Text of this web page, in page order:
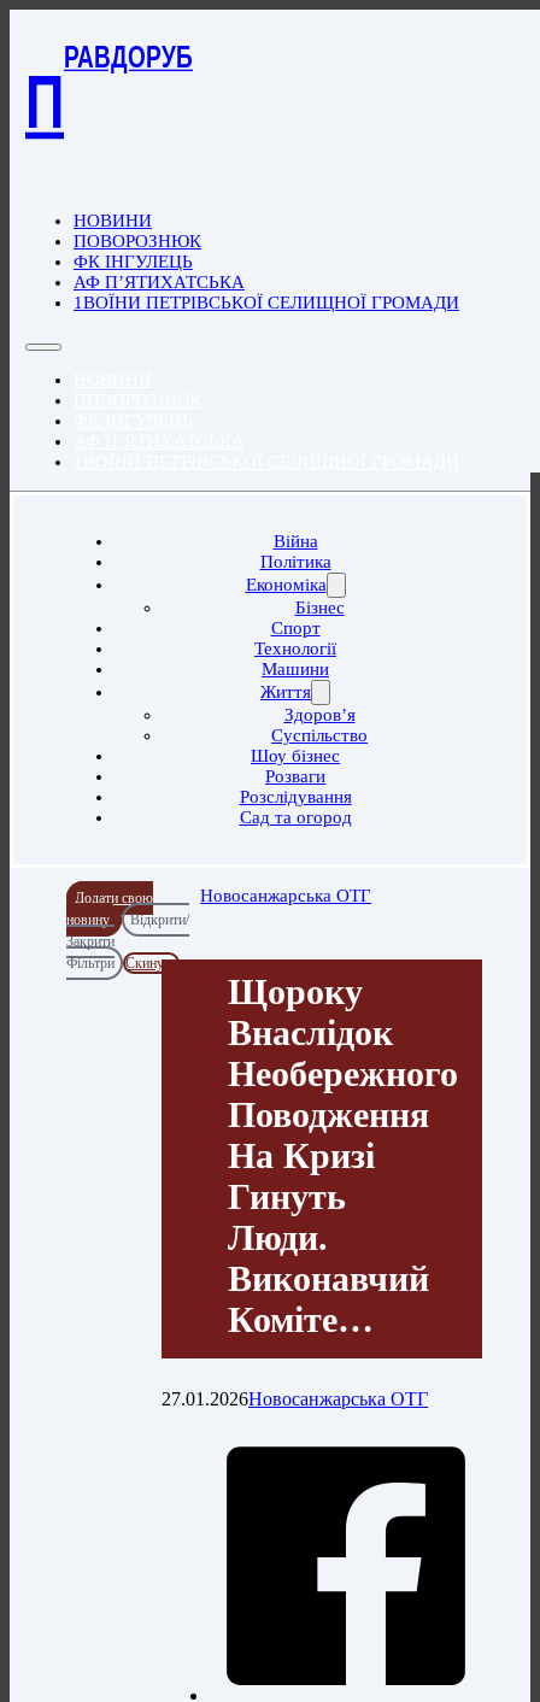
П
РАВДОРУБ
НОВИНИ
ПОВОРОЗНЮК
ФК ІНГУЛЕЦЬ
АФ П’ЯТИХАТСЬКА
1ВОЇНИ ПЕТРІВСЬКОЇ СЕЛИЩНОЇ ГРОМАДИ
Війна
Політика
Економіка
Бізнес
Спорт
Технології
Машини
Життя
Здоров’я
Суспільство
Шоу бізнес
Розваги
Розслідування
Сад та огород
Додати свою
новину
Відкрити/
Закрити
Фільтри
Скинути
Новосанжарська ОТГ
Щороку
Внаслідок
Необережного
Поводження
На Кризі
Гинуть
Люди.
Виконавчий
Коміте…
27.01.2026Новосанжарська ОТГ